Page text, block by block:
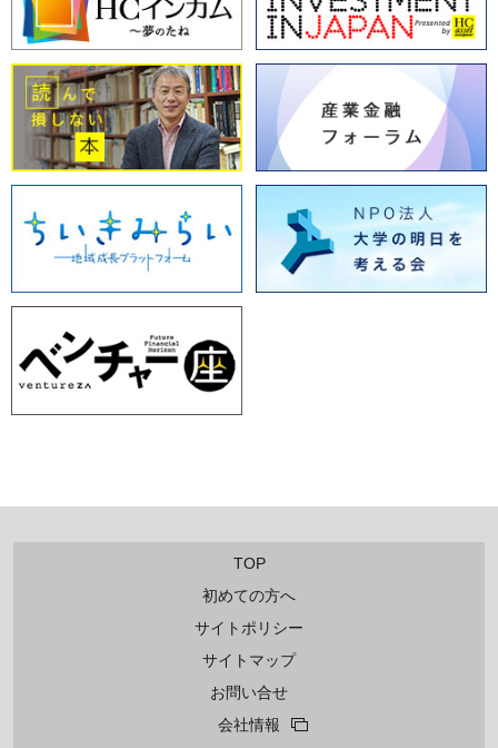
TOP
初めての方へ
サイトポリシー
サイトマップ
お問い合せ
会社情報